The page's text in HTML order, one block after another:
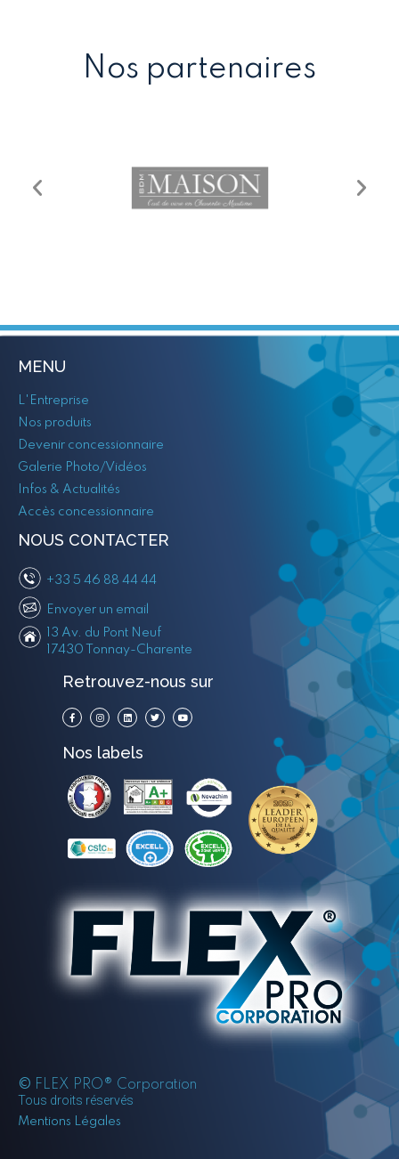
Nos partenaires
MENU
L'Entreprise
Nos produits
Devenir concessionnaire
Galerie Photo/Vidéos
Infos & Actualités
Accès concessionnaire
NOUS CONTACTER
+33 5 46 88 44 44
Envoyer un email
13 Av. du Pont Neuf
17430 Tonnay-Charente
Retrouvez-nous sur
Nos labels
© FLEX PRO® Corporation
Tous droits réservés
Mentions Légales